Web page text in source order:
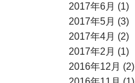
2017年6月 (1)
2017年5月 (3)
2017年4月 (2)
2017年2月 (1)
2016年12月 (2)